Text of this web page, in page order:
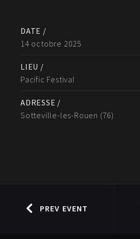
DATE /
14 octobre 2025
LIEU /
Pacific Festival
ADRESSE /
Sotteville-les-Rouen (76)
PREV EVENT